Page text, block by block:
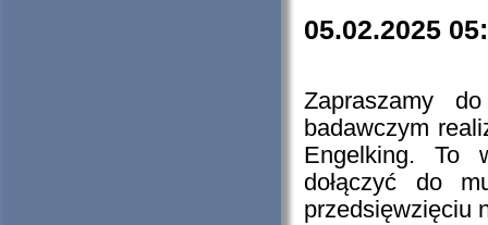
05.02.2025
Zapraszamy
badawczym
Engelking. To
dołączyć do
przedsięwzięciu